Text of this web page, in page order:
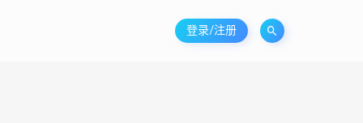
登录/注册